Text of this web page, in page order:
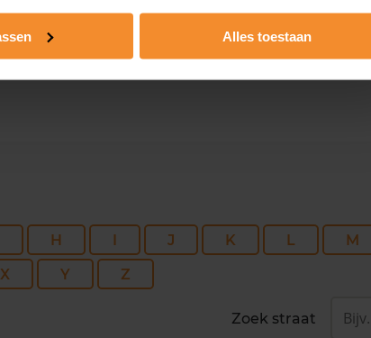
Alles toestaan
H I J K L M
X Y Z
Zoek straat